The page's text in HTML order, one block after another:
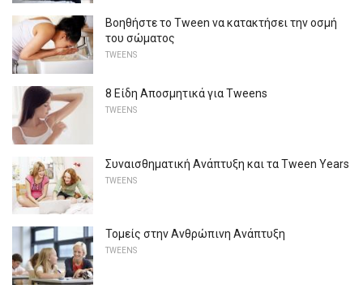
Βοηθήστε το Tween να κατακτήσει την οσμή
του σώματος
TWEENS
8 Είδη Αποσμητικά για Tweens
TWEENS
Συναισθηματική Ανάπτυξη και τα Tween Years
TWEENS
Τομείς στην Ανθρώπινη Ανάπτυξη
TWEENS